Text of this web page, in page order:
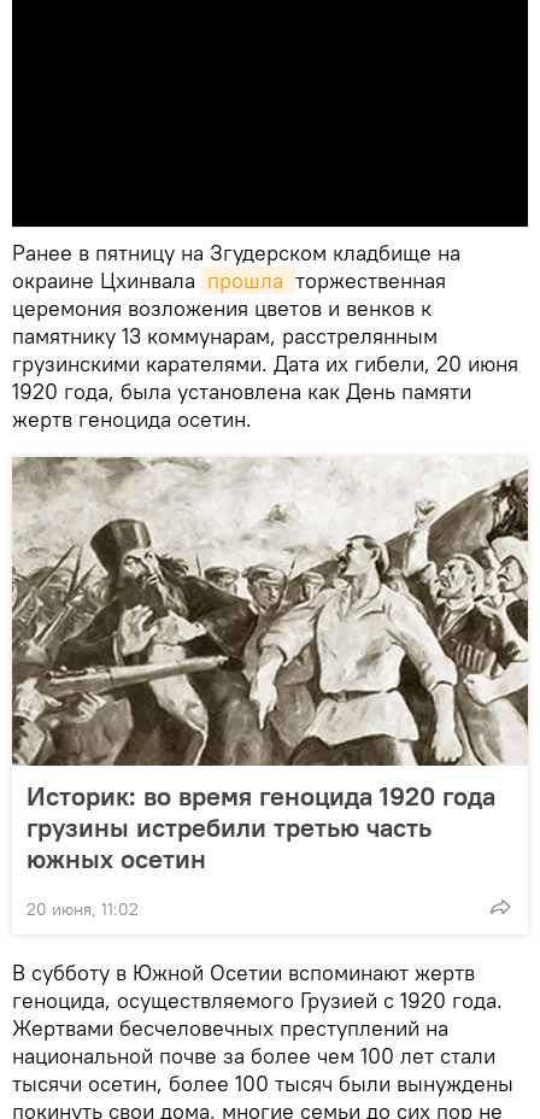
Ранее в пятницу на Згудерском кладбище на
окраине Цхинвала прошла торжественная
церемония возложения цветов и венков к
памятнику 13 коммунарам, расстрелянным
грузинскими карателями. Дата их гибели, 20 июня
1920 года, была установлена как День памяти
жертв геноцида осетин.
Историк: во время геноцида 1920 года
грузины истребили третью часть
южных осетин
20 июня, 11:02
В субботу в Южной Осетии вспоминают жертв
геноцида, осуществляемого Грузией с 1920 года.
Жертвами бесчеловечных преступлений на
национальной почве за более чем 100 лет стали
тысячи осетин, более 100 тысяч были вынуждены
покинуть свои дома, многие семьи до сих пор не